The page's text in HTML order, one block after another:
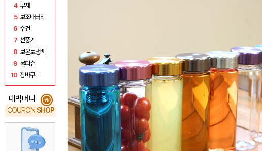
4 부채
5 보조배터리
6 수건
7 선풍기
8 보온보냉백
9 물티슈
10 장바구니
대박머니
COUPON SHOP
₩